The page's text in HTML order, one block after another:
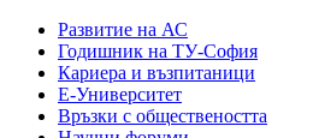
Развитие на АС
Годишник на ТУ-София
Кариера и възпитаници
Е-Университет
Връзки с обществеността